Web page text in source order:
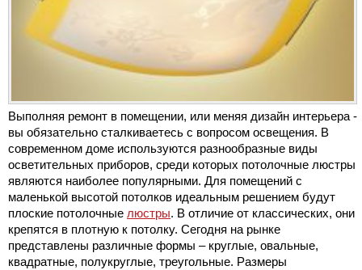
Выполняя ремонт в помещении, или меняя дизайн интерьера -
вы обязательно сталкиваетесь с вопросом освещения. В
современном доме используются разнообразные виды
осветительных приборов, среди которых потолочные люстры
являются наиболее популярными. Для помещений с
маленькой высотой потолков идеальным решением будут
плоские потолочные люстры. В отличие от классических, они
крепятся в плотную к потолку. Сегодня на рынке
представлены различные формы – круглые, овальные,
квадратные, полукруглые, треугольные. Размеры